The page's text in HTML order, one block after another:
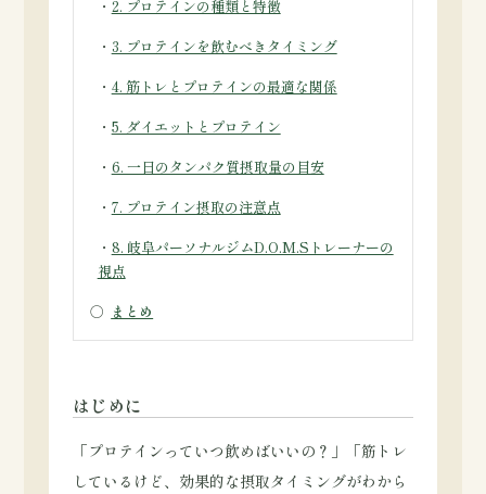
・ 2. プロテインの種類と特徴
・ 3. プロテインを飲むべきタイミング
・ 4. 筋トレとプロテインの最適な関係
・ 5. ダイエットとプロテイン
・ 6. 一日のタンパク質摂取量の目安
・ 7. プロテイン摂取の注意点
・ 8. 岐阜パーソナルジムD.O.M.Sトレーナーの
視点
○ まとめ
はじめに
「プロテインっていつ飲めばいいの？」「筋トレ
しているけど、効果的な摂取タイミングがわから